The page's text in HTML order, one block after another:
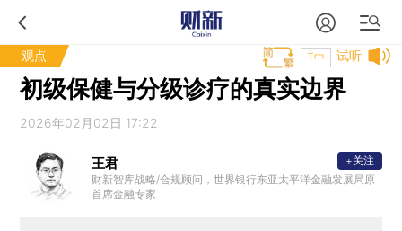
观点 试听
T中
初级保健与分级诊疗的真实边界
2026年02月02日 17:22
王君
财新智库战略/合规顾问，世界银行东亚太平洋金融发展局原
首席金融专家
+关注